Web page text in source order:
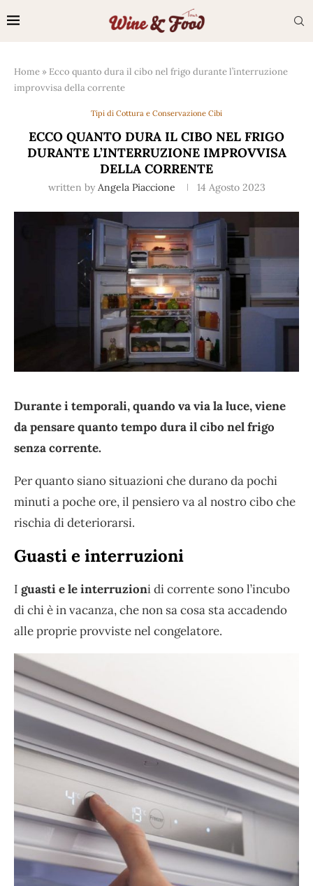
Home » Ecco quanto dura il cibo nel frigo durante l’interruzione
improvvisa della corrente
Tipi di Cottura e Conservazione Cibi
ECCO QUANTO DURA IL CIBO NEL FRIGO
DURANTE L’INTERRUZIONE IMPROVVISA
DELLA CORRENTE
written by Angela Piaccione 14 Agosto 2023
Durante i temporali,quando va via la luce, viene
da pensare quanto tempo dura il cibo nel frigo
senza corrente.
Per quanto siano situazioni che durano da pochi
minuti a poche ore, il pensiero va al nostro cibo che
rischia di deteriorarsi.
Guasti e interruzioni
I guasti e le interruzioni di corrente sono l’incubo
di chi è in vacanza, che non sa cosa sta accadendo
alle proprie provviste nel congelatore.